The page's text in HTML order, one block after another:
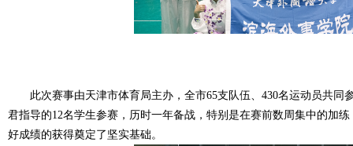
此次赛事由天津市体育局主办 ， 全市65支队伍、 430名运动员共同
君指导的12名学生参赛 ，历时一年备战 ， 特别是在赛前数周 集中的加练
好成绩的获得奠定了坚实基础。